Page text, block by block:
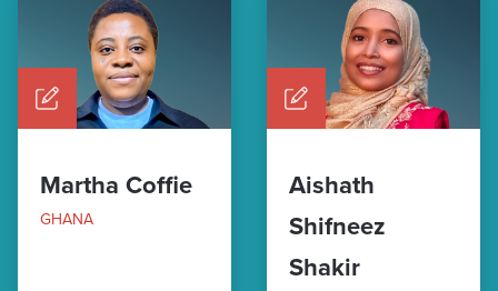
Martha Coffie
GHANA
Aishath
Shifneez
Shakir